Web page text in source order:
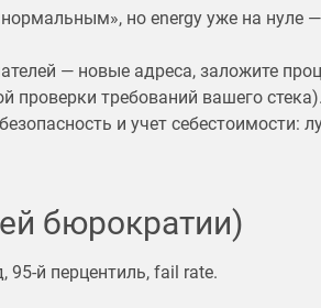
но energy уже на нуле
— новые адреса, заложите
проверки требований вашего стека).
и учет себестоимости:
бюрократии)
й перцентиль, fail rate.